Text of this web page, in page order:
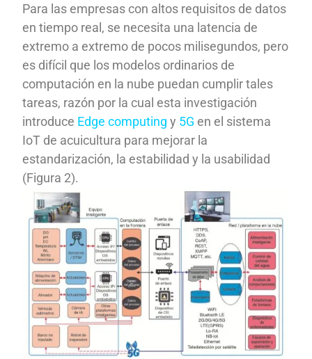
Para las empresas con altos requisitos de datos
en tiempo real, se necesita una latencia de
extremo a extremo de pocos milisegundos, pero
es difícil que los modelos ordinarios de
computación en la nube puedan cumplir tales
tareas, razón por la cual esta investigación
introduce Edge computing y 5G en el sistema
IoT de acuicultura para mejorar la
estandarización, la estabilidad y la usabilidad
(Figura 2).